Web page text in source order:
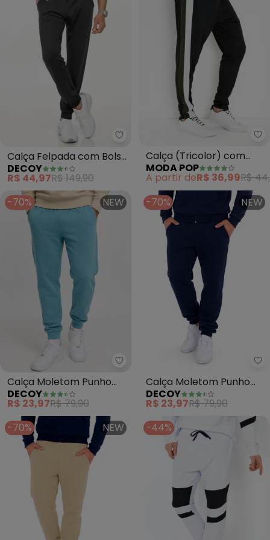
Decoy - Calça Felpada com
Calça Felpada com Bolso
e Caseado (Preto)
DECOY
R$ 44,97R$ 149,90
Calça (Tricolor) com
Recortes
MODA POP
A partir deR$ 36,99R$
-70%
NEW
Calça Moletom Punho
Ribana (Azul)
DECOY
R$ 23,97R$ 79,90
-70% NEW
Calça Moletom Punho
Ribana (Marinho)
DECOY
R$ 23,97R$ 79,90
-70%
NEW -44%